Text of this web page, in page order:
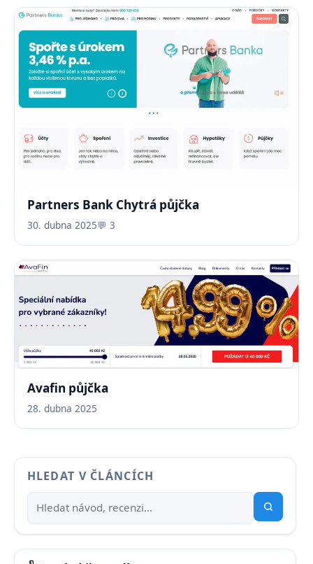
Partners Bank Chytrá půjčka
30. dubna 2025💬 3
Avafin půjčka
28. dubna 2025
HLEDAT V ČLÁNCÍCH